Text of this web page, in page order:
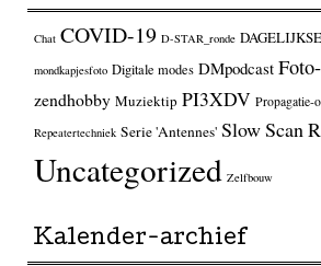
Chat COVID-19 D-STAR_ronde
mondkapjesfoto Digitale modes DMpodcast
zendhobby Muziektip PI3XDV Propagatie-
Repeatertechniek Serie 'Antennes' Slow Scan
Uncategorized Zelfbouw
Kalender-archief